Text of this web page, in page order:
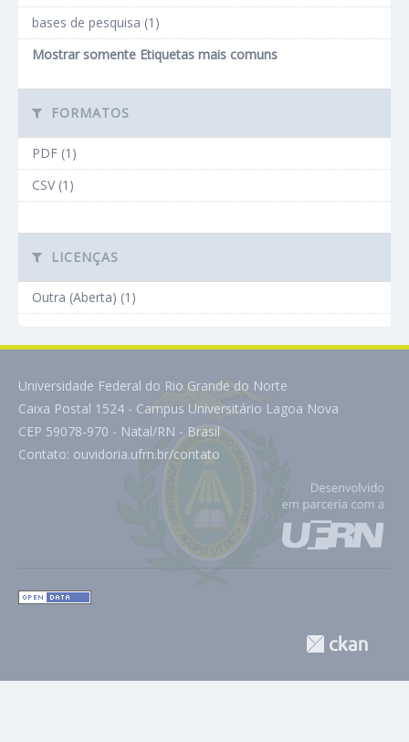
bases de pesquisa (1)
Mostrar somente Etiquetas mais comuns
FORMATOS
PDF (1)
CSV (1)
LICENÇAS
Outra (Aberta) (1)
Universidade Federal do Rio Grande do Norte
Caixa Postal 1524 - Campus Universitário Lagoa Nova
CEP 59078-970 - Natal/RN - Brasil
Contato: ouvidoria.ufrn.br/contato